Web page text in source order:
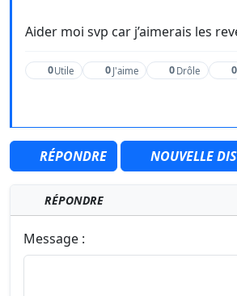
Aider moi svp car j’aimerais les
0Utile 0 J'aime 0 Drôle 0
RÉPONDRE NOUVELLE
RÉPONDRE
Message :